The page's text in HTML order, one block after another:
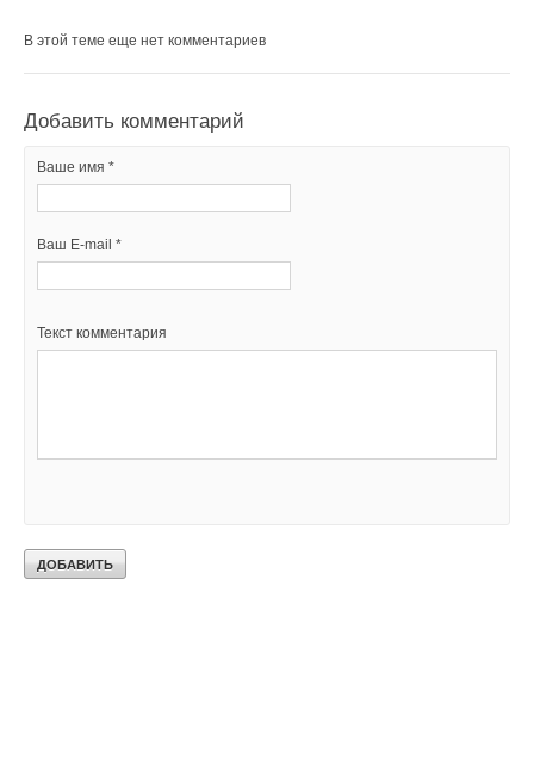
В этой теме еще нет комментариев
Добавить комментарий
Ваше имя *
Ваш E-mail *
Текст комментария